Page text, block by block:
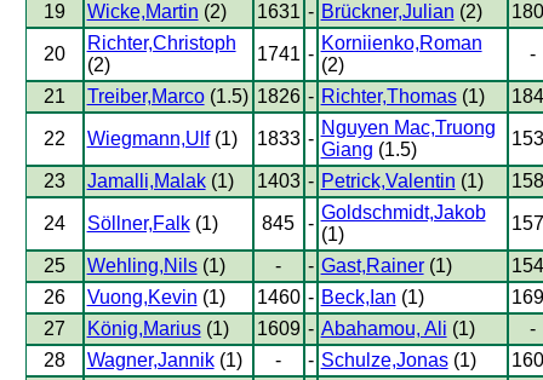
19
Wicke,Martin (2) 1631 - Brückner,Julian (2)
20
Richter,Christoph
(2)
1741 -
Korniienko,Roman
(2)
-
21 Treiber,Marco(1.5) 1826 - Richter,Thomas(1)
22 Wiegmann,Ulf(1) 1833 -
Nguyen Mac,Truong
Giang (1.5)
23 Jamalli,Malak(1) 1403 - Petrick,Valentin (1)
24 Söllner,Falk(1) 845 -
Goldschmidt,Jakob
(1)
25 Wehling,Nils(1) - - Gast,Rainer(1)
26
Vuong,Kevin (1) 1460 - Beck,Ian (1)
27
König,Marius(1) 1609 - Abahamou, Ali (1)
-
28
Wagner,Jannik(1) - - Schulze,Jonas(1)